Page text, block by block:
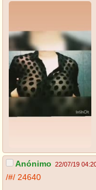
Anónimo 22/07/19
/#/ 24640